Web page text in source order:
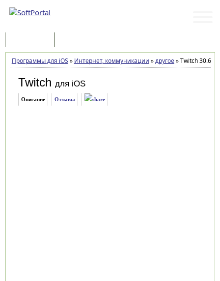
Программы для iOS » Интернет, коммуникации »другое»Twitch 30.6
Twitch для iOS
Описание Отзывы